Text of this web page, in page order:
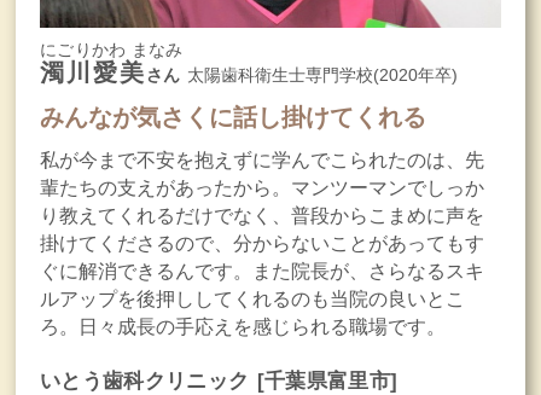
にごりかわ まなみ
濁川愛美 さん 太陽歯科衛生士専門学校(2020年卒)
みんなが気さくに話し掛けてくれる
私が今まで不安を抱えずに学んでこられたのは、先
輩たちの支えがあったから。マンツーマンでしっか
り教えてくれるだけでなく、普段からこまめに声を
掛けてくださるので、分からないことがあってもす
ぐに解消できるんです。また院長が、さらなるスキ
ルアップを後押ししてくれるのも当院の良いとこ
ろ。日々成長の手応えを感じられる職場です。
いとう歯科クリニック [千葉県富里市]